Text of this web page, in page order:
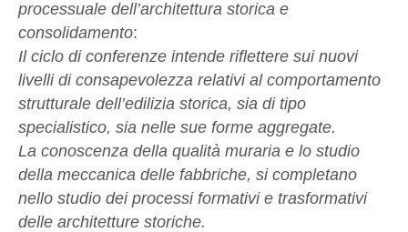
processuale dell’architettura storica e
consolidamento:
Il ciclo di conferenze intende riflettere sui nuovi
livelli di consapevolezza relativi al comportamento
strutturale dell’edilizia storica, sia di tipo
specialistico, sia nelle sue forme aggregate.
La conoscenza della qualità muraria e lo studio
della meccanica delle fabbriche, si completano
nello studio dei processi formativi e trasformativi
delle architetture storiche.